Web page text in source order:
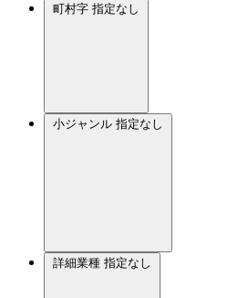
町村字 指定なし
小ジャンル 指定なし
詳細業種 指定なし